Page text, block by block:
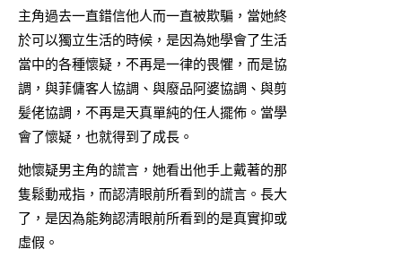
主角過去一直錯信他人而一直被欺騙，當她終
於可以獨立生活的時候，是因為她學會了生活
當中的各種懷疑，不再是一律的畏懼，而是協
調，與菲傭客人協調、與廢品阿婆協調、與剪
髪佬協調，不再是天真單純的任人擺佈。當學
會了懷疑，也就得到了成長。
她懷疑男主角的謊言，她看出他手上戴著的那
隻鬆動戒指，而認清眼前所看到的謊言。長大
了，是因為能夠認清眼前所看到的是真實抑或
虛假。